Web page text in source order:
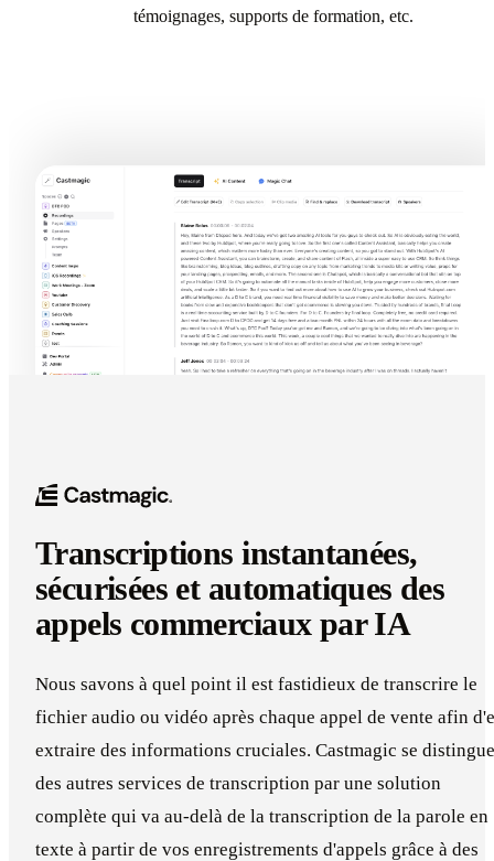
témoignages, supports de formation, etc.
Transcriptions instantanées,
sécurisées et automatiques des
appels commerciaux par IA
Nous savons à quel point il est fastidieux de transcrire le
fichier audio ou vidéo après chaque appel de vente afin
extraire des informations cruciales. Castmagic se distingue
des autres services de transcription par une solution
complète qui va au-delà de la transcription de la parole en
texte à partir de vos enregistrements d'appels grâce à des